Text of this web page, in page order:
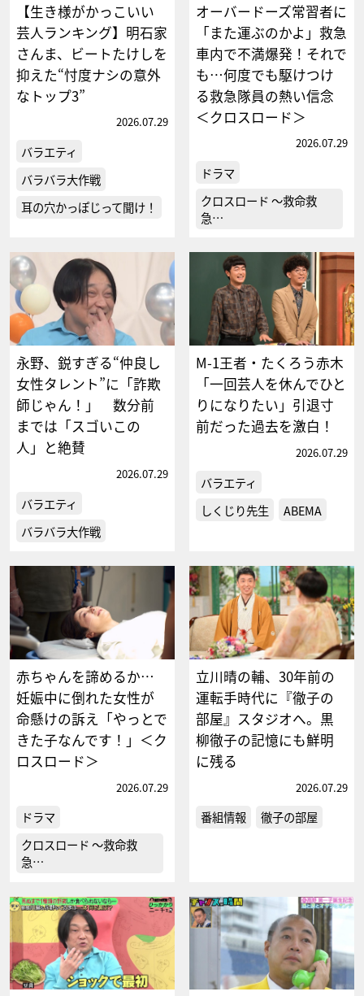
【生き様がかっこいい
芸人ランキング】明石家
さんま、ビートたけしを
抑えた“忖度ナシの意外
なトップ3”
2026.07.29
バラエティ
バラバラ大作戦
耳の穴かっぽじって聞け！
オーバードーズ常習者に
「また運ぶのかよ」救急
車内で不満爆発！それで
も…何度でも駆けつけ
る救急隊員の熱い信念
＜クロスロード＞
2026.07.29
ドラマ
クロスロード ～救命救
急…
永野、鋭すぎる“仲良し
女性タレント”に「詐欺
師じゃん！」 数分前
までは「スゴいこの
人」と絶賛
2026.07.29
バラエティ
バラバラ大作戦
M-1王者・たくろう赤木
「一回芸人を休んでひと
りになりたい」引退寸
前だった過去を激白！
2026.07.29
バラエティ
しくじり先生
ABEMA
赤ちゃんを諦めるか…
妊娠中に倒れた女性が
命懸けの訴え「やっとで
きた子なんです！」＜ク
ロスロード＞
2026.07.29
ドラマ
クロスロード ～救命救
急…
立川晴の輔、30年前の
運転手時代に『徹子の
部屋』スタジオへ。黒
柳徹子の記憶にも鮮明
に残る
2026.07.29
番組情報 徹子の部屋